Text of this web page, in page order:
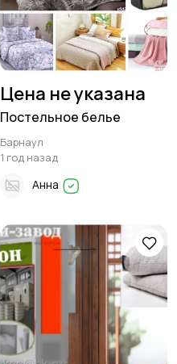
Цена не указана
Постельное белье
Барнаул
1 год назад
Анна